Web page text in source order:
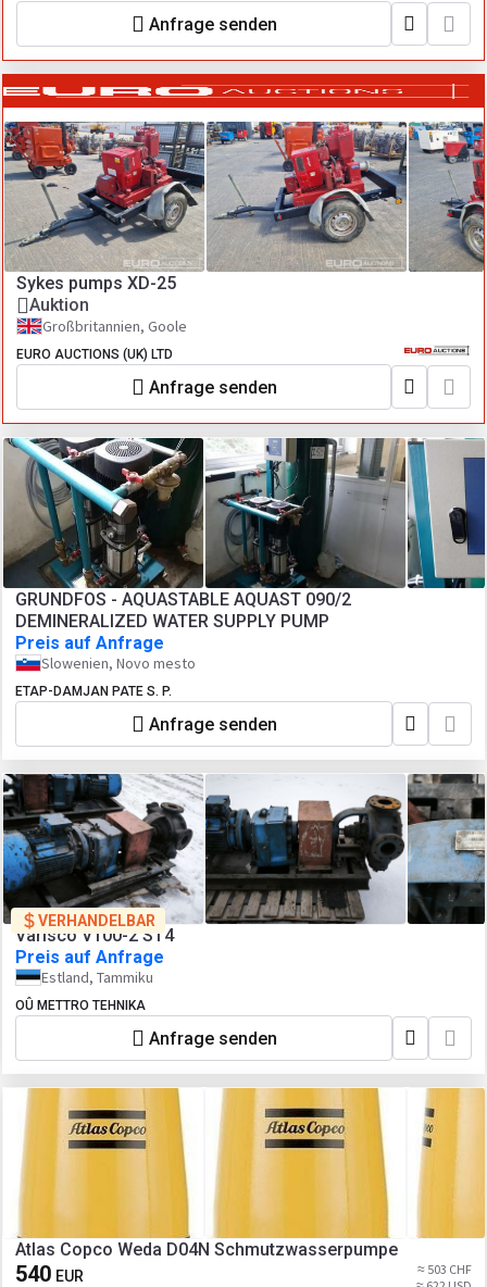
Anfrage senden
Sykes pumps XD-25
Auktion
Großbritannien, Goole
EURO AUCTIONS (UK) LTD
Anfrage senden
GRUNDFOS - AQUASTABLE AQUAST 090/2
DEMINERALIZED WATER SUPPLY PUMP
Preis auf Anfrage
Slowenien, Novo mesto
ETAP-DAMJAN PATE S. P.
Anfrage senden
VERHANDELBAR
Varisco V100-2 ST4
Preis auf Anfrage
Estland, Tammiku
OÛ METTRO TEHNIKA
Anfrage senden
Atlas Copco Weda D04N Schmutzwasserpumpe
540 EUR
≈ 503 CHF